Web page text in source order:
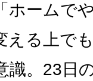
ホームで
える上で
識。23日